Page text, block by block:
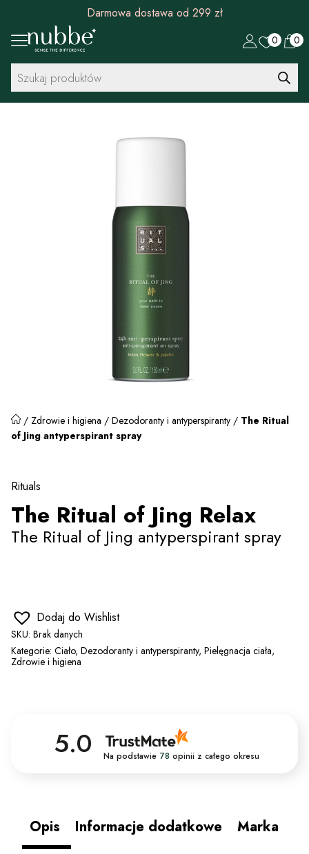
Darmowa dostawa od 299 zł
0 0
Wyszukiwarka
produktów
/ Zdrowie i higiena / Dezodoranty i antyperspiranty / The Ritual
of Jing antyperspirant spray
Rituals
The Ritual of Jing Relax
The Ritual of Jing antyperspirant spray
Dodaj do Wishlist
SKU: Brak danych
Kategorie: Ciało, Dezodoranty i antyperspiranty, Pielęgnacja ciała,
Zdrowie i higiena
5.0 Na podstawie 78 opinii z całego okresu
Opis Informacje dodatkowe
Marka